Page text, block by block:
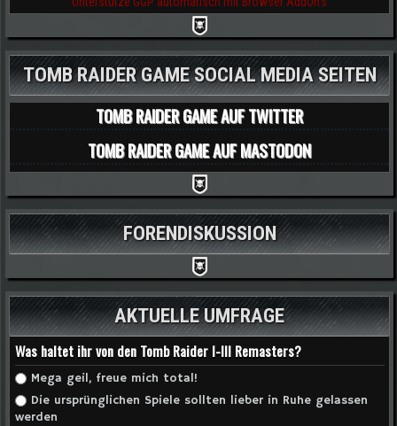
TOMB RAIDER GAME SOCIAL MEDIA SEITEN
TOMB RAIDER GAME AUF TWITTER
TOMB RAIDER GAME AUF MASTODON
FORENDISKUSSION
AKTUELLE UMFRAGE
Was haltet ihr von den Tomb Raider I-III Remasters?
Auswahlmöglichkeiten
Mega geil, freue mich total!
Die ursprünglichen Spiele sollten lieber in Ruhe gelassen
werden